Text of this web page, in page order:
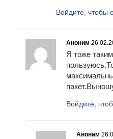
Войдите, чтобы
Аноним
Я тоже
Войдите,
Аноним